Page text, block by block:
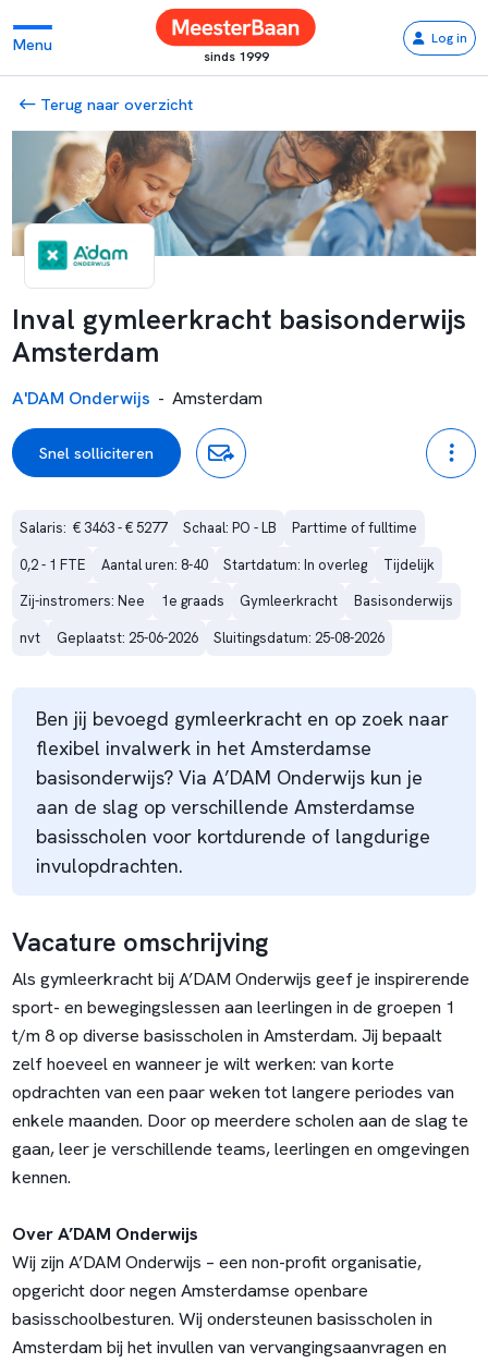
Menu
sinds 1999
Log in
Terug naar overzicht
Inval gymleerkracht basisonderwijs
Amsterdam
A'DAM Onderwijs - Amsterdam
Snel solliciteren
Salaris:  € 3463 - € 5277 Schaal: PO - LB
Parttime of fulltime
0,2 - 1 FTE
Aantal uren: 8-40 Startdatum: In overleg
Tijdelijk
Zij-instromers: Nee
1e graads Gymleerkracht
Basisonderwijs
nvt
Geplaatst: 25-06-2026 Sluitingsdatum: 25-08-2026
Ben jij bevoegd gymleerkracht en op zoek naar
flexibel invalwerk in het Amsterdamse
basisonderwijs? Via A’DAM Onderwijs kun je
aan de slag op verschillende Amsterdamse
basisscholen voor kortdurende of langdurige
invulopdrachten.
Vacature omschrijving
Als gymleerkracht bij A’DAM Onderwijs geef je inspirerende
sport- en bewegingslessen aan leerlingen in de groepen 1
t/m 8 op diverse basisscholen in Amsterdam. Jij bepaalt
zelf hoeveel en wanneer je wilt werken: van korte
opdrachten van een paar weken tot langere periodes van
enkele maanden. Door op meerdere scholen aan de slag te
gaan, leer je verschillende teams, leerlingen en omgevingen
kennen.
Over A’DAM Onderwijs
Wij zijn A’DAM Onderwijs – een non-profit organisatie,
opgericht door negen Amsterdamse openbare
basisschoolbesturen. Wij ondersteunen basisscholen in
Amsterdam bij het invullen van vervangingsaanvragen en